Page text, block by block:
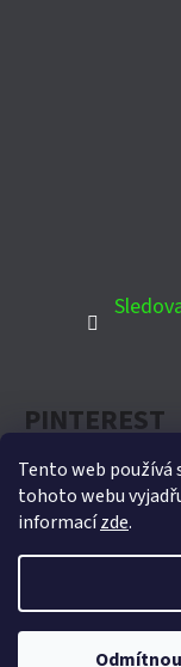
Tento web používá
tohoto webu
informacízde.
PINTEREST
Oficiální
Copyright 2026